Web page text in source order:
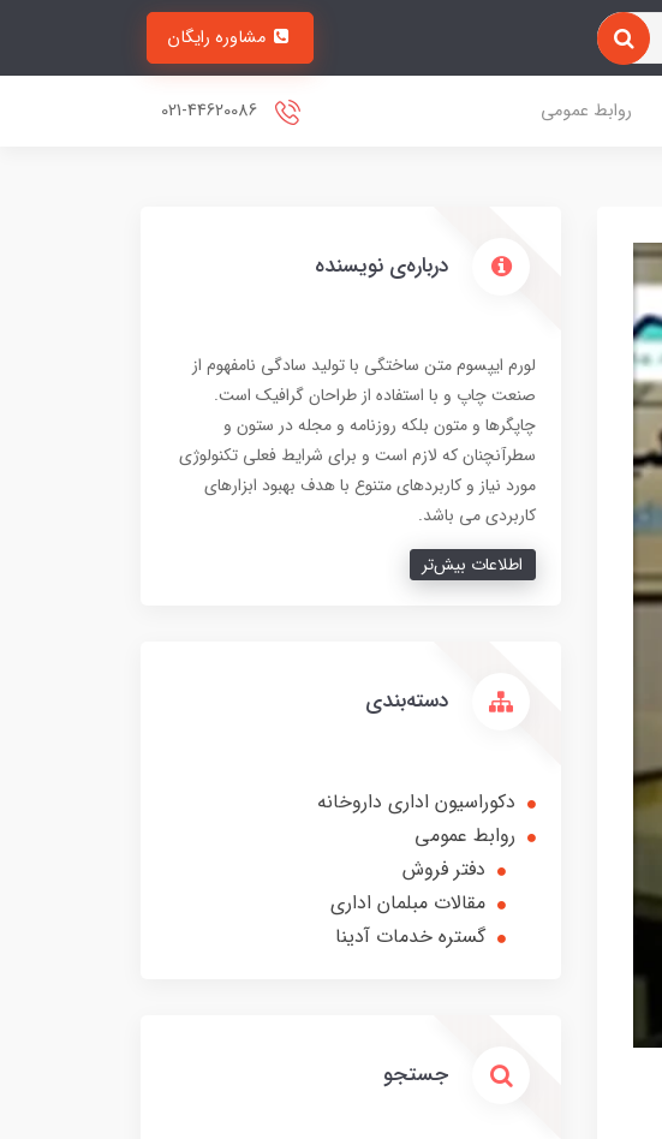
روابط عمومی
درباره‌ی نویسنده
لورم ایپسوم متن ساختگی با تولید سادگی نامفهوم از
صنعت چاپ و با استفاده از طراحان گرافیک است.
چاپگرها و متون بلکه روزنامه و مجله در ستون و
سطرآنچنان که لازم است و برای شرایط فعلی تکنولوژی
مورد نیاز و کاربردهای متنوع با هدف بهبود ابزارهای
کاربردی می باشد.
اطلاعات بیش‌تر
دسته‌بندی
دکوراسیون اداری داروخانه
روابط عمومی
دفتر فروش
مقالات مبلمان اداری
گستره خدمات آدینا
جستجو